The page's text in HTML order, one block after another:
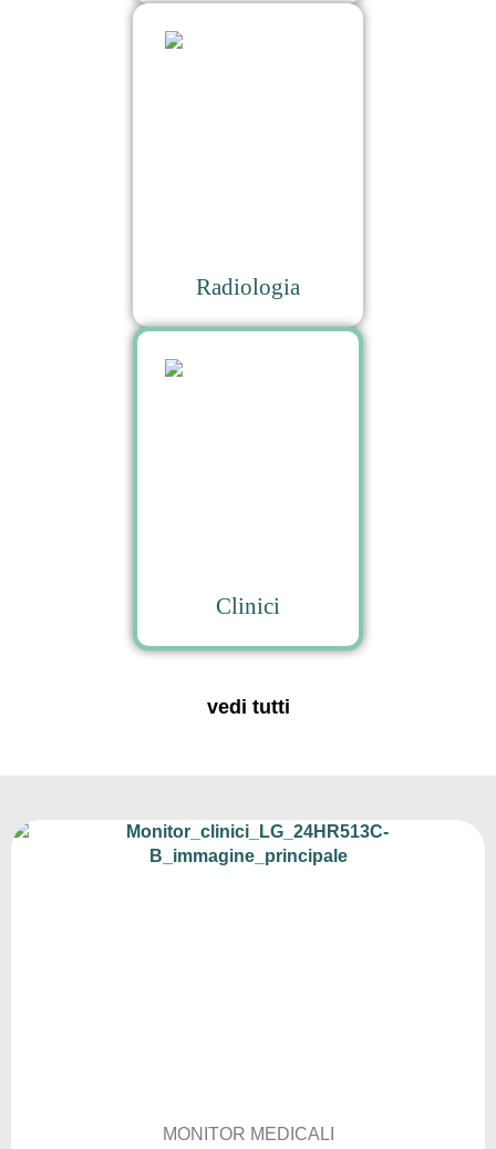
Radiologia
Clinici
vedi tutti
MONITOR MEDICALI